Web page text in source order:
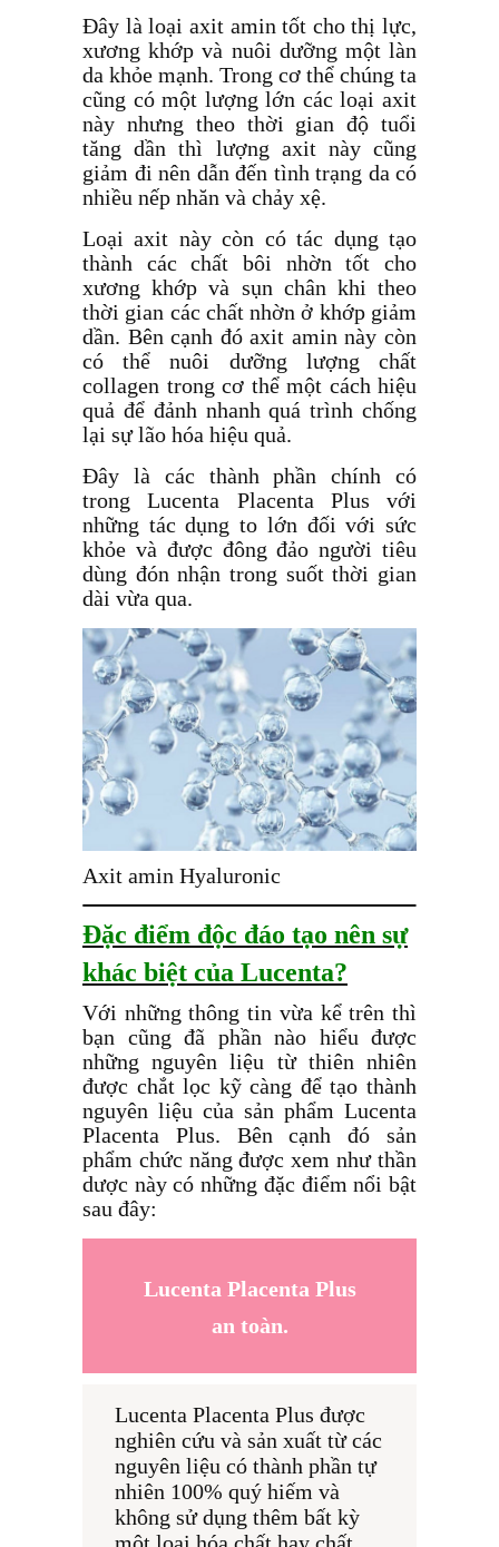
Đây là loại axit amin tốt cho thị lực,
xương khớp và nuôi dưỡng một làn
da khỏe mạnh. Trong cơ thể chúng ta
cũng có một lượng lớn các loại axit
này nhưng theo thời gian độ tuổi
tăng dần thì lượng axit này cũng
giảm đi nên dẫn đến tình trạng da có
nhiều nếp nhăn và chảy xệ.
Loại axit này còn có tác dụng tạo
thành các chất bôi nhờn tốt cho
xương khớp và sụn chân khi theo
thời gian các chất nhờn ở khớp giảm
dần. Bên cạnh đó axit amin này còn
có thể nuôi dưỡng lượng chất
collagen trong cơ thể một cách hiệu
quả để đảnh nhanh quá trình chống
lại sự lão hóa hiệu quả.
Đây là các thành phần chính có
trong Lucenta Placenta Plus với
những tác dụng to lớn đối với sức
khỏe và được đông đảo người tiêu
dùng đón nhận trong suốt thời gian
dài vừa qua.
Axit amin Hyaluronic
Đặc điểm độc đáo tạo nên sự
khác biệt của Lucenta?
Với những thông tin vừa kể trên thì
bạn cũng đã phần nào hiểu được
những nguyên liệu từ thiên nhiên
được chắt lọc kỹ càng để tạo thành
nguyên liệu của sản phẩm Lucenta
Placenta Plus. Bên cạnh đó sản
phẩm chức năng được xem như thần
dược này có những đặc điểm nổi bật
sau đây:
Lucenta Placenta Plus
an toàn.
Lucenta Placenta Plus được
nghiên cứu và sản xuất từ các
nguyên liệu có thành phần tự
nhiên 100% quý hiếm và
không sử dụng thêm bất kỳ